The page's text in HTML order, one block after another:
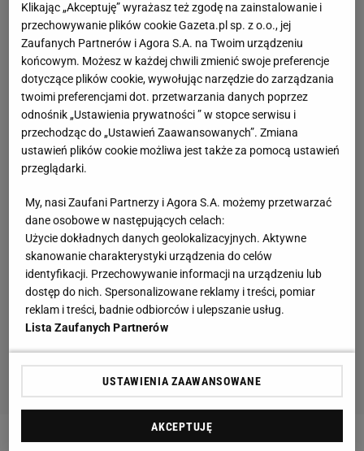
Klikając „Akceptuję” wyrażasz też zgodę na zainstalowanie i
przechowywanie plików cookie Gazeta.pl sp. z o.o., jej
Zaufanych Partnerów i Agora S.A. na Twoim urządzeniu
końcowym. Możesz w każdej chwili zmienić swoje preferencje
dotyczące plików cookie, wywołując narzędzie do zarządzania
twoimi preferencjami dot. przetwarzania danych poprzez
odnośnik „Ustawienia prywatności ” w stopce serwisu i
przechodząc do „Ustawień Zaawansowanych”. Zmiana
ustawień plików cookie możliwa jest także za pomocą ustawień
przeglądarki.
My, nasi Zaufani Partnerzy i Agora S.A. możemy przetwarzać
dane osobowe w następujących celach:
Użycie dokładnych danych geolokalizacyjnych. Aktywne
skanowanie charakterystyki urządzenia do celów
identyfikacji. Przechowywanie informacji na urządzeniu lub
dostęp do nich. Spersonalizowane reklamy i treści, pomiar
reklam i treści, badnie odbiorców i ulepszanie usług.
Lista Zaufanych Partnerów
USTAWIENIA ZAAWANSOWANE
AKCEPTUJĘ